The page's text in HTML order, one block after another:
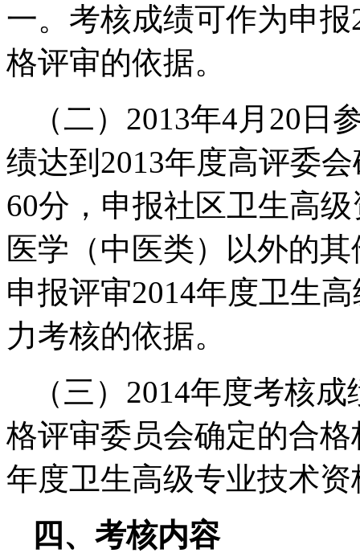
一。考核成绩可作为申
格评审的依据。
（二）2013年4月20
绩达到2013年度高评委
60分，申报社区卫生高
医学（中医类）以外的
申报评审2014年度卫生
力考核的依据。
（三）2014年度考核
格评审委员会确定的合
年度卫生高级专业技术
四、考核内容